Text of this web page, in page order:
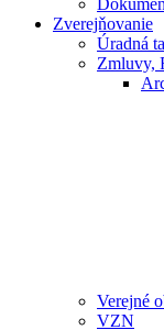
Zverejňovanie
Úradná
Zmluvy,
Verejné
VZN